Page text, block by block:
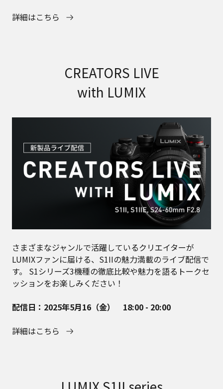
詳細はこちら
CREATORS LIVE
with LUMIX
さまざまなジャンルで活躍しているクリエイターが
LUMIXファンに届ける、S1IIの魅力満載のライブ配信で
す。
S1シリーズ3機種の徹底比較や魅力を語るトークセ
ッションをお楽しみください！
配信日：2025年5月16（金） 18:00 - 20:00
詳細はこちら